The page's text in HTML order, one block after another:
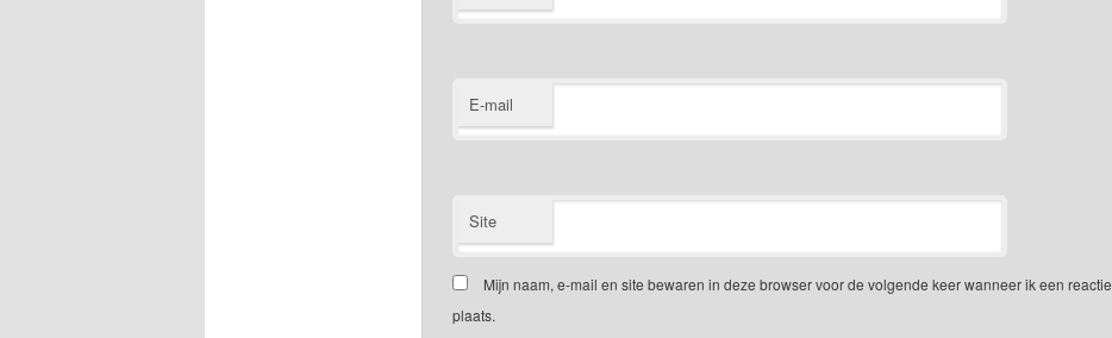
E-mail
Site
Mijn naam, e-mail en site bewaren in deze browser voor de volgende keer wanneer ik een reactie
plaats.